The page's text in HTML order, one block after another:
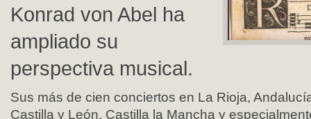
Konrad von Abel ha
ampliado su
perspectiva musical.
Sus más de cien conciertos en La Rioja,
Castilla y León, Castilla la Mancha y